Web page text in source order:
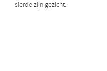
sierde zijn gezicht.